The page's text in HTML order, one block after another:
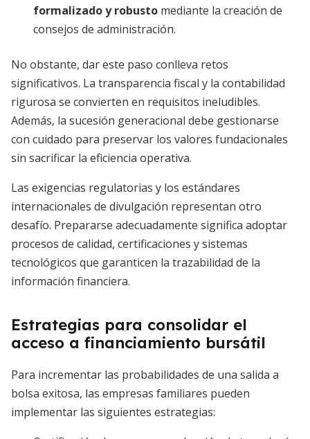
formalizado y robusto mediante la creación de
consejos de administración.
No obstante, dar este paso conlleva retos
significativos. La transparencia fiscal y la contabilidad
rigurosa se convierten en requisitos ineludibles.
Además, la sucesión generacional debe gestionarse
con cuidado para preservar los valores fundacionales
sin sacrificar la eficiencia operativa.
Las exigencias regulatorias y los estándares
internacionales de divulgación representan otro
desafío. Prepararse adecuadamente significa adoptar
procesos de calidad, certificaciones y sistemas
tecnológicos que garanticen la trazabilidad de la
información financiera.
Estrategias para consolidar el
acceso a financiamiento bursátil
Para incrementar las probabilidades de una salida a
bolsa exitosa, las empresas familiares pueden
implementar las siguientes estrategias: